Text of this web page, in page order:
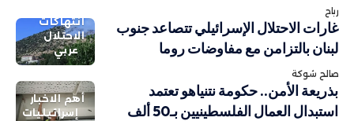
رباح
انتهاكات
الاحتلال
عربي
غارات الاحتلال الإسرائيلي تتصاعد جنوب
لبنان بالتزامن مع مفاوضات روما
صالح شوكة
أهم الاخبار
إسرائيليات
بذريعة الأمن.. حكومة نتنياهو تعتمد
استبدال العمال الفلسطينيين بـ50 ألف